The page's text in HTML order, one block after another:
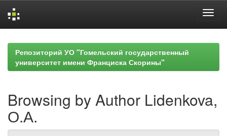
navigationРепозиторий УО "Гомельский государственный
университет имени Франциска Скорины"
Browsing by Author Lidenkova,
О.А.